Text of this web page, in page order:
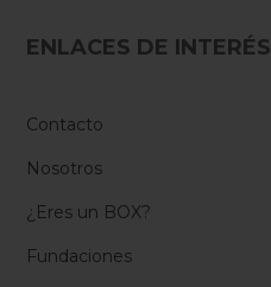
ENLACES DE INTERÉS
Contacto
Nosotros
¿Eres un BOX?
Fundaciones